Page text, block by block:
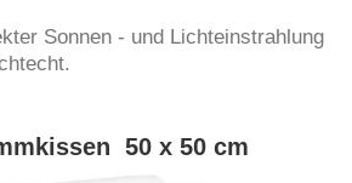
Sonnen - und Lichteinstrahlung
50 x 50 cm